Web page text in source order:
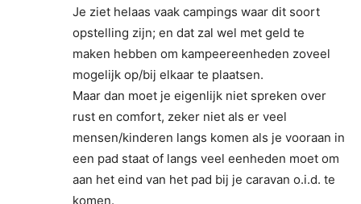
Je ziet helaas vaak campings waar dit soort
opstelling zijn; en dat zal wel met geld te
maken hebben om kampeereenheden zoveel
mogelijk op/bij elkaar te plaatsen.
Maar dan moet je eigenlijk niet spreken over
rust en comfort, zeker niet als er veel
mensen/kinderen langs komen als je vooraan in
een pad staat of langs veel eenheden moet om
aan het eind van het pad bij je caravan o.i.d. te
komen.